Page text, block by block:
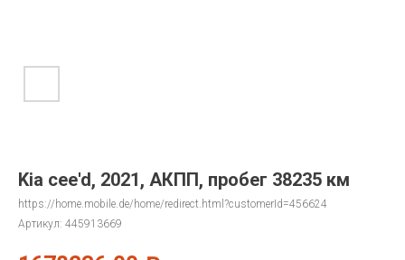
Kia cee'd, 2021, АКПП, пробег 38235 км
https://home.mobile.de/home/redirect.html?customerId=456624
Артикул: 445913669